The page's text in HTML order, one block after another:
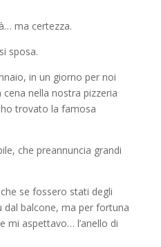
ma certezza.
sposa.
in un giorno per noi
nella nostra pizzeria
trovato la famosa
che preannuncia grandi
se fossero stati degli
dal balcone, ma per fortuna
mi aspettavo… l’anello di